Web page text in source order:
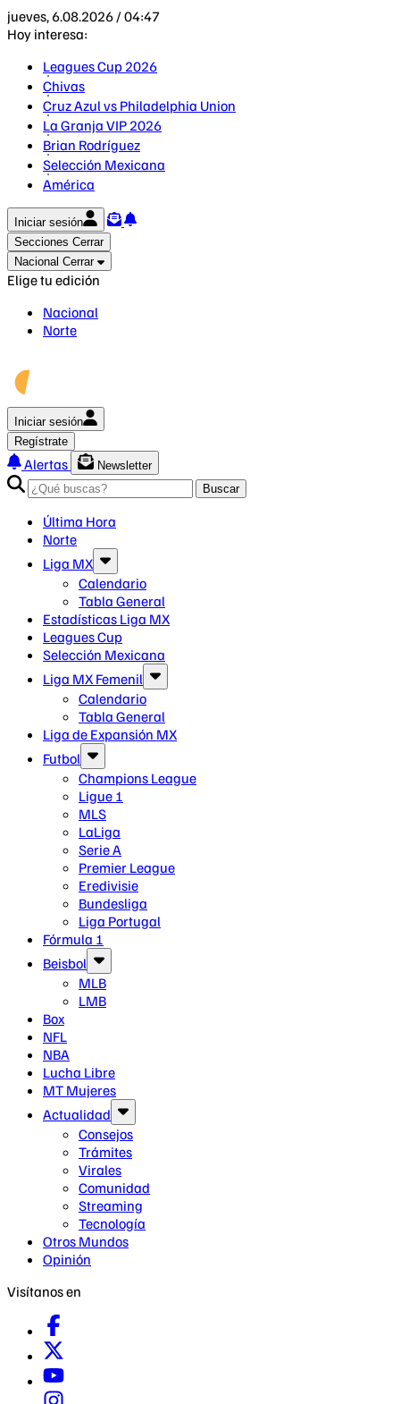
jueves, 6.08.2026 / 04:47
Hoy interesa:
Leagues Cup 2026
Chivas
Cruz Azul vs Philadelphia Union
La Granja VIP 2026
Brian Rodríguez
Selección Mexicana
América
Iniciar sesión
Secciones Cerrar
Nacional Cerrar
Elige tu edición
Nacional
Norte
Iniciar sesión
Regístrate
Alertas
Newsletter
Buscar
Última Hora
Norte
Liga MX
Calendario
Tabla General
Estadísticas Liga MX
Leagues Cup
Selección Mexicana
Liga MX Femenil
Calendario
Tabla General
Liga de Expansión MX
Futbol
Champions League
Ligue 1
MLS
LaLiga
Serie A
Premier League
Eredivisie
Bundesliga
Liga Portugal
Fórmula 1
Beisbol
MLB
LMB
Box
NFL
NBA
Lucha Libre
MT Mujeres
Actualidad
Consejos
Trámites
Virales
Comunidad
Streaming
Tecnología
Otros Mundos
Opinión
Visítanos en